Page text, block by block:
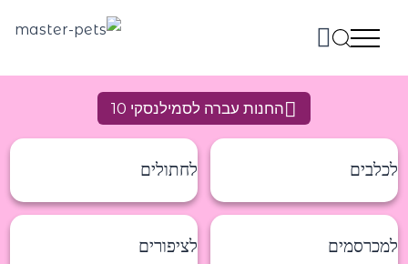
לתוכן
החנות עברה לסמילנסקי 10
לכלבים לחתולים
למכרסמים לציפורים